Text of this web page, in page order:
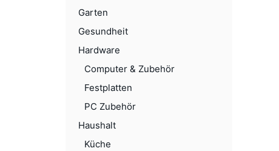
Garten
Gesundheit
Hardware
Computer & Zubehör
Festplatten
PC Zubehör
Haushalt
Küche